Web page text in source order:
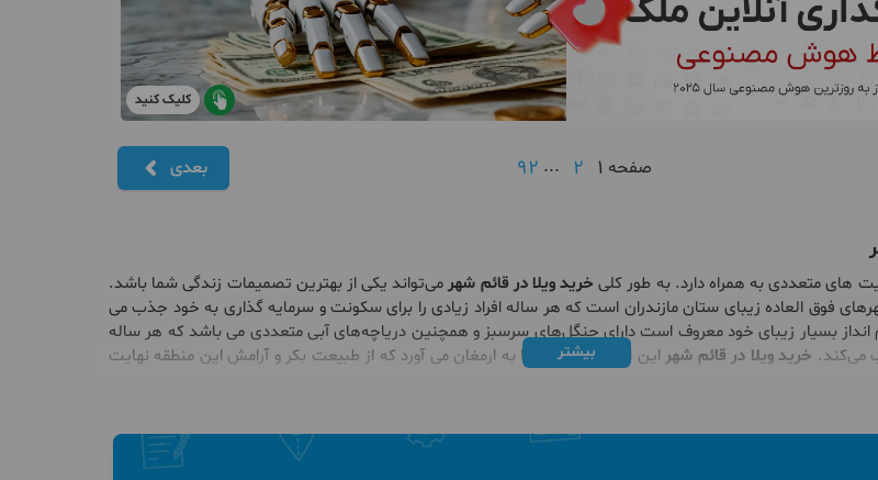
کلیک کنید
صفحه 1
2
...
92 بعدی
های متعددی به همراه دارد. به طور کلی خرید ویلا در قائم شهرمی‌تواند یکی از بهترین تصمیمات زندگی شما باشد.
فوق العاده زیبای ستان مازندران است که هر ساله افراد زیادی را برای سکونت و سرمایه گذاری به خود جذب می
بسیار زیبای خود معروف است دارای جنگل‌های سرسبز و همچنین دریاچه‌های آبی متعددی می باشد که هر ساله
می‌کند. خرید ویلا در قائم شهراین امکان را برای شما به ارمغان می آورد که از طبیعت بکر و آرامش این منطقه نهایت
این شهر دارای رستوران‌ها، مراکز خرید، اماکن دولنی متعدد مانند بانک‌ها و دیگر امکانات ضروری می باشد. از طرفی
مهمی مانند رشت و تهران، یکی از مزیت های
به شمار می رود.
بیشتر